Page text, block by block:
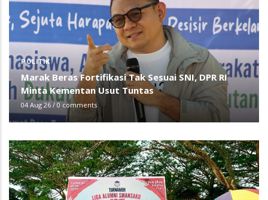
POLITIK
Marak Beras Fortifikasi Tak Sesuai SNI, DPR RI
Minta Kementan Usut Tuntas
04 Aug 26 / 0 comments